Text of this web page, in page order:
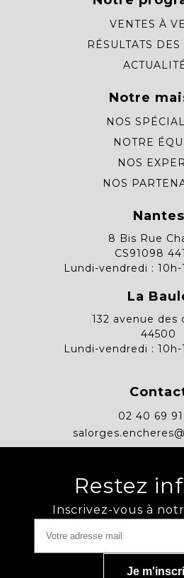
VENTES À
RÉSULTATS DES
Notre
NOS
NOTRE
NOS
NOS
Nantes
8 Bis Rue
CS91098
Lundi-vendredi : 10h-
La
132 avenue des
44500
Lundi-vendredi : 10h-
02 40 69 91
Restez
Inscrivez-vous à